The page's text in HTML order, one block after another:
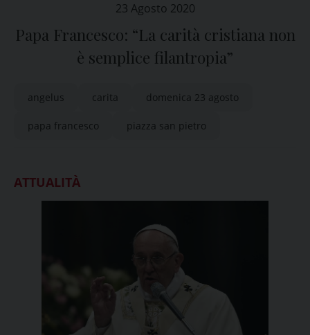
23 Agosto 2020
Papa Francesco: “La carità cristiana non
è semplice filantropia”
angelus carita domenica 23 agosto
papa francesco piazza san pietro
ATTUALITÀ